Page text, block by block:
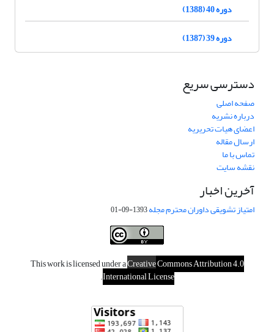
دوره 40 (1388)
دوره 39 (1387)
دسترسی سریع
صفحه اصلی
درباره نشریه
اعضای هیات تحریریه
ارسال مقاله
تماس با ما
نقشه سایت
آخرین اخبار
امتیاز تشویقی داوران محترم مجله1393-09-01
This work is licensed under aCreativeCommons Attribution 4.0
International License
.